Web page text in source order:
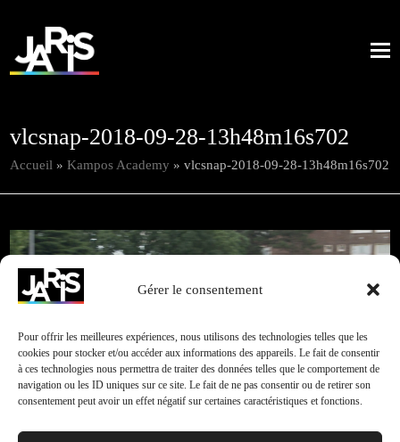
Gérer le consentement
Pour offrir les meilleures expériences, nous utilisons des technologies telles que les
cookies pour stocker et/ou accéder aux informations des appareils. Le fait de consentir
à ces technologies nous permettra de traiter des données telles que le comportement de
navigation ou les ID uniques sur ce site. Le fait de ne pas consentir ou de retirer son
consentement peut avoir un effet négatif sur certaines caractéristiques et fonctions.
vlcsnap-2018-09-28-13h48m16s702
Accueil »Kampos Academy »vlcsnap-2018-09-28-13h48m16s702